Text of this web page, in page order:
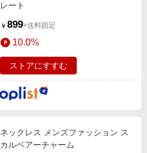
レート
￥ 899+送料固定
10.0%
ストアにすすむ
ネックレス メンズファッション ス
カルベアーチャーム